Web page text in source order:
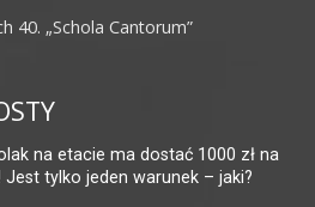
40. „Schola Cantorum”
na etacie ma dostać 1000 zł na
Jest tylko jeden warunek – jaki?